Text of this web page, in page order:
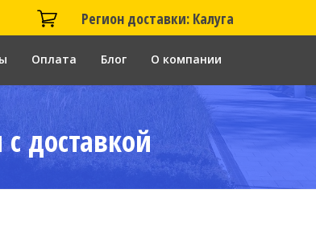
Регион доставки: Калуга
Оплата Блог О компании
доставкой